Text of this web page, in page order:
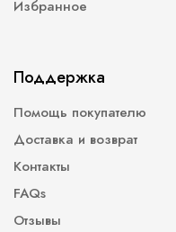
Избранное
Поддержка
Помощь покупателю
Доставка и возврат
Контакты
FAQs
Отзывы